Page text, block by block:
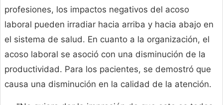
profesiones, los impactos negativos del acoso
laboral pueden irradiar hacia arriba y hacia abajo en
el sistema de salud. En cuanto a la organización, el
acoso laboral se asoció con una disminución de la
productividad. Para los pacientes, se demostró que
causa una disminución en la calidad de la atención.